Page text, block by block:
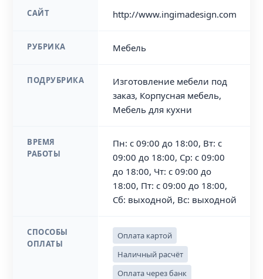
САЙТ http://www.ingimadesign.com
РУБРИКА Мебель
ПОДРУБРИКА
Изготовление мебели под
заказ, Корпусная мебель,
Мебель для кухни
ВРЕМЯ
РАБОТЫ
Пн: с 09:00 до 18:00, Вт: с
09:00 до 18:00, Ср: с 09:00
до 18:00, Чт: с 09:00 до
18:00, Пт: с 09:00 до 18:00,
Сб: выходной, Вс: выходной
СПОСОБЫ
ОПЛАТЫ
Оплата картой
Наличный расчёт
Оплата через банк